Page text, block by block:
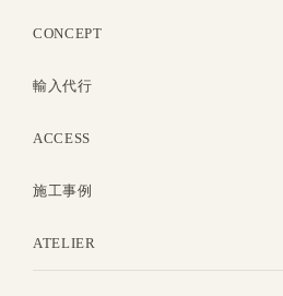
CONCEPT
輸入代行
ACCESS
施工事例
ATELIER